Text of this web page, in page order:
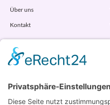
Über uns
Kontakt